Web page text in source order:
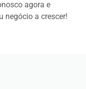
agora e
negócio a crescer!